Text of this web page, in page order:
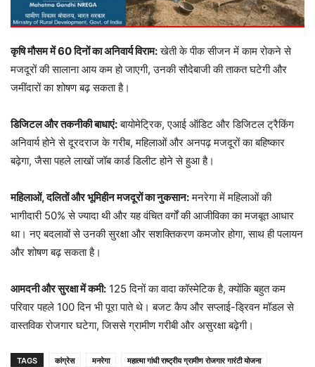
कृषि मौसम में 60 दिनों का अनिवार्य विराम:खेती के पीक सीजन में काम रोकने से
मजदूरों की सालाना आय कम हो जाएगी, उनकी सौदेबाजी की ताकत घटेगी और
जमींदारों का शोषण बढ़ सकता है।
डिजिटल और तकनीकी बाधाएं:बायोमेट्रिक, एआई ऑडिट और डिजिटल ट्रैकिंग
अनिवार्य होने से दूरदराज के गरीब, महिलाओं और अनपढ़ मजदूरों का बहिष्कार
बढ़ेगा, जैसा पहले लाखों जॉब कार्ड डिलीट होने से हुआ है।
महिलाओं, दलितों और भूमिहीन मजदूरों का नुकसान:मनरेगा में महिलाओं की
भागीदारी 50% से ज्यादा थी और यह वंचित वर्गों की आजीविका का मजबूत आधार
था। नए बदलावों से उनकी सुरक्षा और सशक्तिकरण कमजोर होगा, साथ ही पलायन
और शोषण बढ़ सकता है।
आमदनी और सुरक्षा में कमी: 125 दिनों का वादा कॉस्मेटिक है, क्योंकि बहुत कम
परिवार पहले 100 दिन भी पूरा पाते थे। बजट कैप और सप्लाई-ड्रिवन मॉडल से
वास्तविक रोजगार घटेगा, जिससे ग्रामीण गरीबी और असुरक्षा बढ़ेगी।
TAGS कांग्रेस मनरेगा
महात्मा गांधी राष्ट्रीय ग्रामीण रोजगार गारंटी योजना